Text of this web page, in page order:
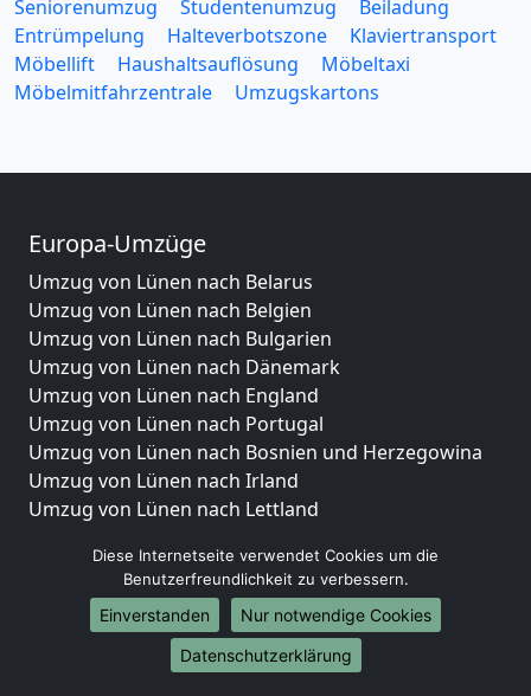
Seniorenumzug
Studentenumzug
Beiladung
Entrümpelung
Halteverbotszone
Klaviertransport
Möbellift
Haushaltsauflösung
Möbeltaxi
Möbelmitfahrzentrale
Umzugskartons
Europa-Umzüge
Umzug von Lünen nach Belarus
Umzug von Lünen nach Belgien
Umzug von Lünen nach Bulgarien
Umzug von Lünen nach Dänemark
Umzug von Lünen nach England
Umzug von Lünen nach Portugal
Umzug von Lünen nach Bosnien und Herzegowina
Umzug von Lünen nach Irland
Umzug von Lünen nach Lettland
Umzug von Lünen nach Kroatien
Umzug von Lünen nach Estland
Umzug von Lünen nach Finnland
Umzug von Lünen nach Frankreich
Umzug von Lünen nach Griechenland
Diese Internetseite verwendet Cookies um die
Benutzerfreundlichkeit zu verbessern.
Einverstanden
Nur notwendige Cookies
Datenschutzerklärung